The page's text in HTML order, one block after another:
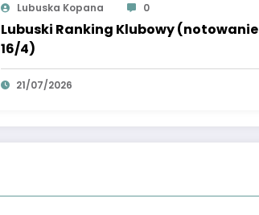
Lubuska Kopana 0
Lubuski Ranking Klubowy (notowanie
16/4)
21/07/2026